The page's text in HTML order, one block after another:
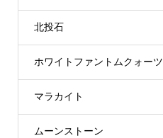
北投石
ホワイトファントムクォーツ
マラカイト
ムーンストーン